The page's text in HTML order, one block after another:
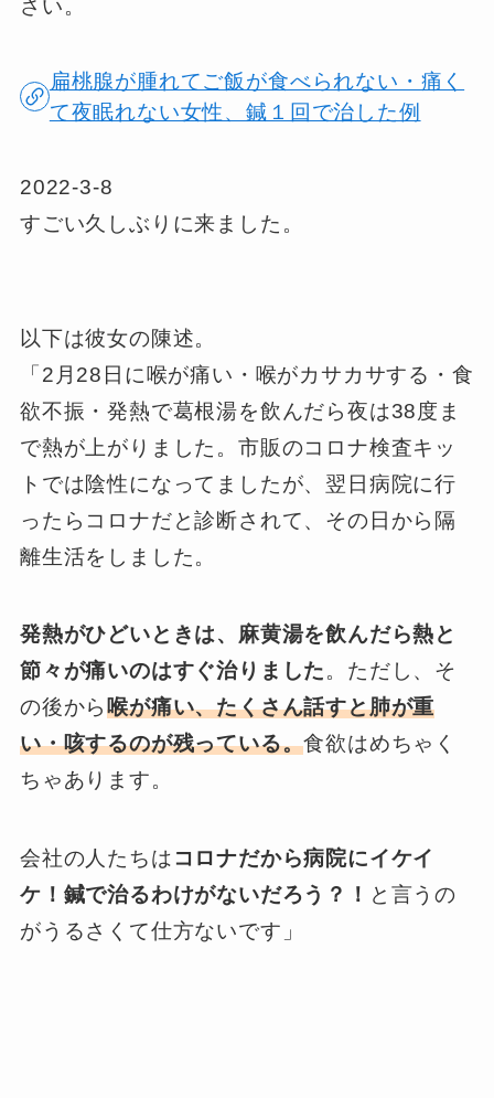
さい。
扁桃腺が腫れてご飯が食べられない・痛く
て夜眠れない女性、鍼１回で治した例
2022-3-8
すごい久しぶりに来ました。
以下は彼女の陳述。
「2月28日に喉が痛い・喉がカサカサする・食
欲不振・発熱で葛根湯を飲んだら夜は38度ま
で熱が上がりました。市販のコロナ検査キッ
トでは陰性になってましたが、翌日病院に行
ったらコロナだと診断されて、その日から隔
離生活をしました。
発熱がひどいときは、麻黄湯を飲んだら熱と
節々が痛いのはすぐ治りました。ただし、そ
の後から喉が痛い、たくさん話すと肺が重
い・咳するのが残っている。食欲はめちゃく
ちゃあります。
会社の人たちはコロナだから病院にイケイ
ケ！鍼で治るわけがないだろう？！ と言うの
がうるさくて仕方ないです」